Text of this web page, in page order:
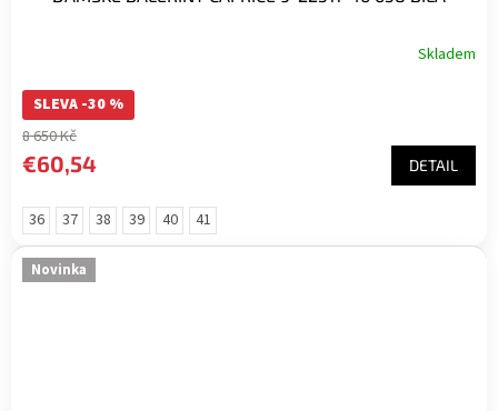
Skladem
SLEVA -30 %
8 650 Kč
€60,54 DETAIL
36 37 38 39 40 41
Novinka